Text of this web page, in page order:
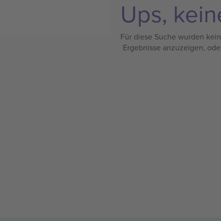
Ups,
Für diese Suche wurden
Ergebnisse anzuzeigen,